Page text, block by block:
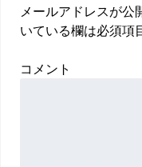
メールアドレスが公
いている欄は必須項
コメント